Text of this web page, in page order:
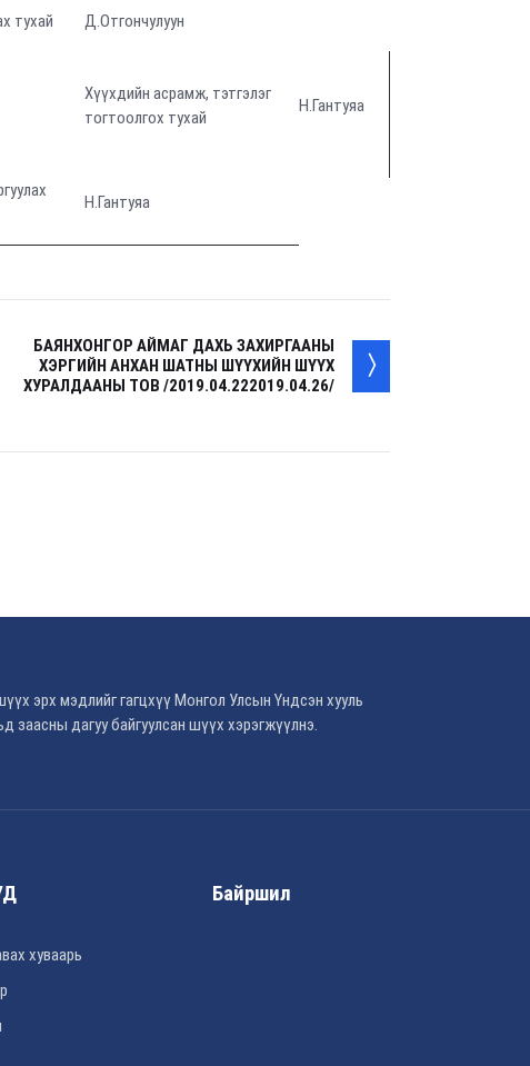
тухай Д.Отгончулуун
Хүүхдийн асрамж, тэтгэлэг
тогтоолгох тухай
Н.Гантуяа
Н.Гантуяа
БАЯНХОНГОР АЙМАГ ДАХЬ ЗАХИРГААНЫ
ХЭРГИЙН АНХАН ШАТНЫ ШҮҮХИЙН ШҮҮХ
ХУРАЛДААНЫ ТОВ /2019.04.222019.04.26/
эрх мэдлийг гагцхүү Монгол Улсын Үндсэн хууль
заасны дагуу байгуулсан шүүх хэрэгжүүлнэ.
хуваарь
Байршил